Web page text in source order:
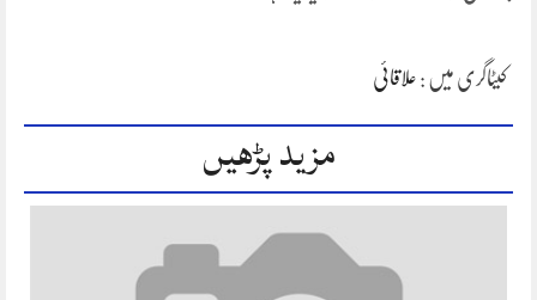
کیٹاگری میں : علاقائی
مزید پڑھیں